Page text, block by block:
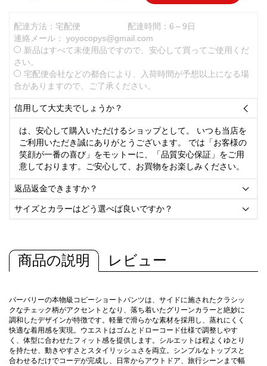
配達方法：宅配便
配達時間：6～9日
連絡メール： yoyocopys@gmail.com
新品はすべて未使用品ですので、安心して買ってご使用くだ
さい。
宅配便会社などの都合により、入荷時間が予想以上になる場
合がありますので、ご了承ください。
信用して大丈夫でしょうか？ 
は、安心して購入いただけるショップとして。 いつも当店を
ご利用いただき誠にありがとうございます。 では「お客様の
笑顔が一番の喜び」をモットーに、「品質安心保証」をご用
意しております。ご安心して、お買物をお楽しみください。
返品返金できますか？ 
サイズとカラーはどう選べば良いですか？ 
商品の説明 レビュー
バーバリーの本物級コピーショートパンツは、サイドに施されたクラシッ
クなチェック柄がアクセントとなり、落ち着いたグリーンカラーと絶妙に
調和したデザインが特徴です。軽量で滑らかな素材を採用し、蒸れにくく
快適な着用感を実現。ウエストはゴムとドローコード仕様で調整しやす
く、体型に合わせたフィット感を提供します。シルエットは程よくゆとり
を持たせ、動きやすさとスタイリッシュさを両立。シンプルなトップスと
合わせるだけでコーデが完成し、日常からアウトドア、旅行シーンまで幅